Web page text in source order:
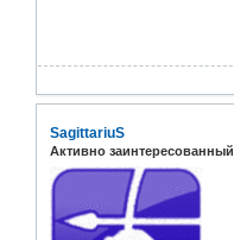
SagittariuS
Активно заинтересованный